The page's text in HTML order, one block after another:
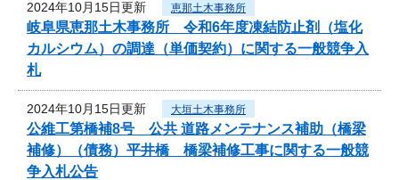
2024年10月15日更新 恵那土木事務所
岐阜県恵那土木事務所 令和6年度凍結防止剤（塩化
カルシウム）の調達（単価契約）に関する一般競争入
札
2024年10月15日更新 大垣土木事務所
公維工第橋補8号 公共 道路メンテナンス補助（橋梁
補修）（債務）平井橋 橋梁補修工事に関する一般競
争入札公告